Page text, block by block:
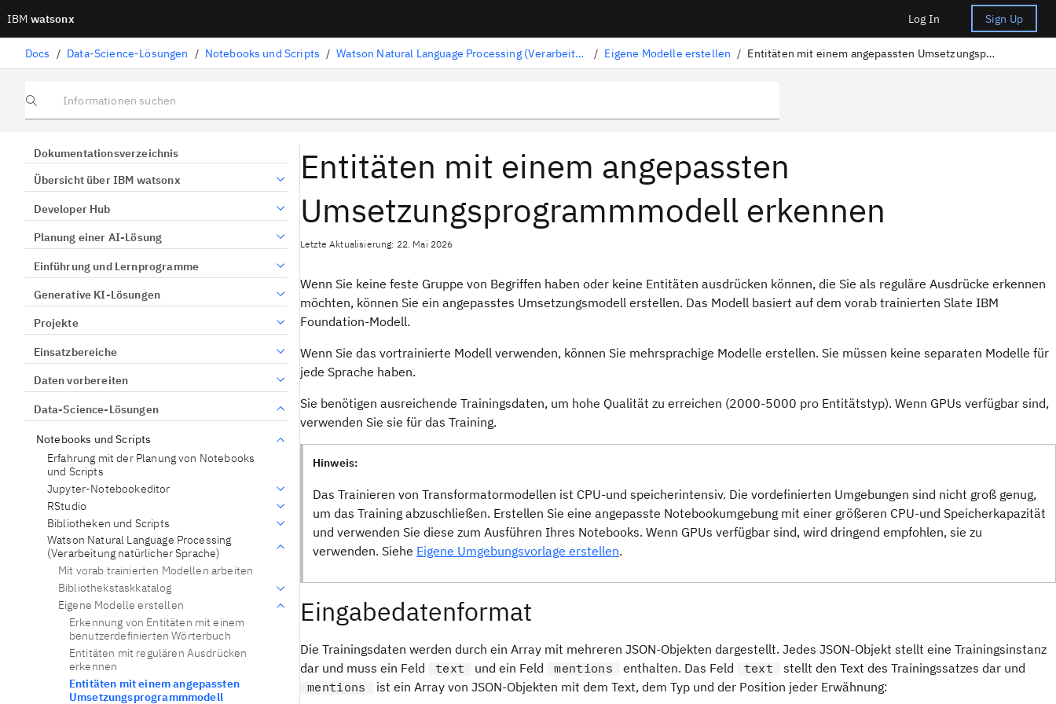
IBM watsonx Log In Sign Up
Docs / Data-Science-Lösungen / Notebooks und Scripts / Watson Natural Language Processing (Verarbeitung natürlicher Sprache) / Eigene Modelle erstellen / Entitäten mit einem angepassten Umsetzungsprogrammmodell erkennen
Informationen suchen
Dokumentationsverzeichnis
Übersicht über IBM watsonx
Developer Hub
Planung einer AI-Lösung
Einführung und Lernprogramme
Generative KI-Lösungen
Projekte
Einsatzbereiche
Daten vorbereiten
Data-Science-Lösungen
Notebooks und Scripts
Erfahrung mit der Planung von Notebooks
und Scripts
Jupyter-Notebookeditor
RStudio
Bibliotheken und Scripts
Watson Natural Language Processing
(Verarbeitung natürlicher Sprache)
Mit vorab trainierten Modellen arbeiten
Bibliothekstaskkatalog
Eigene Modelle erstellen
Erkennung von Entitäten mit einem
benutzerdefinierten Wörterbuch
Entitäten mit regulären Ausdrücken
erkennen
Entitäten mit einem angepassten
Umsetzungsprogrammmodell
Entitäten mit einem angepassten
Umsetzungsprogrammmodell erkennen
Letzte Aktualisierung: 22. Mai 2026
Wenn Sie keine feste Gruppe von Begriffen haben oder keine Entitäten ausdrücken können, die Sie als reguläre Ausdrücke erkennen
möchten, können Sie ein angepasstes Umsetzungsmodell erstellen. Das Modell basiert auf dem vorab trainierten Slate IBM
Foundation-Modell.
Wenn Sie das vortrainierte Modell verwenden, können Sie mehrsprachige Modelle erstellen. Sie müssen keine separaten Modelle für
jede Sprache haben.
Sie benötigen ausreichende Trainingsdaten, um hohe Qualität zu erreichen (2000-5000 pro Entitätstyp). Wenn GPUs verfügbar sind,
verwenden Sie sie für das Training.
Hinweis:
Das Trainieren von Transformatormodellen ist CPU-und speicherintensiv. Die vordefinierten Umgebungen sind nicht groß genug,
um das Training abzuschließen. Erstellen Sie eine angepasste Notebookumgebung mit einer größeren CPU-und Speicherkapazität
und verwenden Sie diese zum Ausführen Ihres Notebooks. Wenn GPUs verfügbar sind, wird dringend empfohlen, sie zu
verwenden. Siehe Eigene Umgebungsvorlage erstellen.
Eingabedatenformat
Die Trainingsdaten werden durch ein Array mit mehreren JSON-Objekten dargestellt. Jedes JSON-Objekt stellt eine Trainingsinstanz
dar und muss ein Feld
text und ein Feld mentions enthalten. Das Feld text stellt den Text des Trainingssatzes dar und
mentions ist ein Array von JSON-Objekten mit dem Text, dem Typ und der Position jeder Erwähnung: